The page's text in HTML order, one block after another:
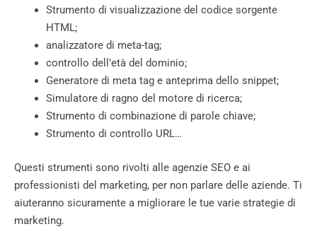
Strumento di visualizzazione del codice sorgente
HTML;
analizzatore di meta-tag;
controllo dell’età del dominio;
Generatore di meta tag e anteprima dello snippet;
Simulatore di ragno del motore di ricerca;
Strumento di combinazione di parole chiave;
Strumento di controllo URL…
Questi strumenti sono rivolti alle agenzie SEO e ai
professionisti del marketing, per non parlare delle aziende. Ti
aiuteranno sicuramente a migliorare le tue varie strategie di
marketing.